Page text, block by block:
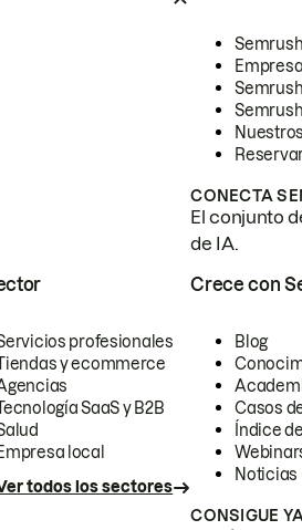
Semrush
CONECTA
El conjunto
de IA.
profesionales
y ecommerce
SaaS y B2B
local
todos los sectores
Crece con
Blog
Casos
Índice
Noticias
CONSIGUE